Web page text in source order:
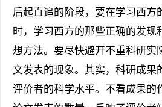
后起直追的阶段，要在学习西方
时，学习西方的那些正确的发现
想方法。要尽快避开不重科研实
文发表的现象。其实，科研成果
评价者的科学水平。不看成果的